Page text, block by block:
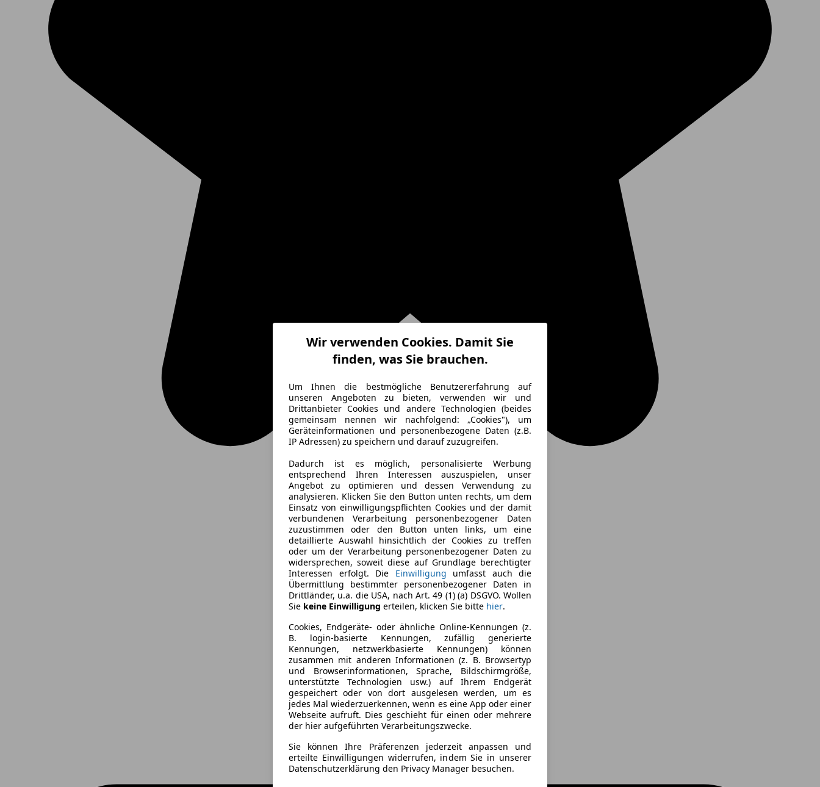
Wir verwenden Cookies. Damit Sie
finden, was Sie brauchen.
Um Ihnen die bestmögliche Benutzererfahrung auf
unseren Angeboten zu bieten, verwenden wir und
Drittanbieter Cookies und andere Technologien (beides
gemeinsam nennen wir nachfolgend: „Cookies"), um
Geräteinformationen und personenbezogene Daten (z.B.
IP Adressen) zu speichern und darauf zuzugreifen.
Dadurch ist es möglich, personalisierte Werbung
entsprechend Ihren Interessen auszuspielen, unser
Angebot zu optimieren und dessen Verwendung zu
analysieren. Klicken Sie den Button unten rechts, um dem
Einsatz von einwilligungspflichten Cookies und der damit
verbundenen Verarbeitung personenbezogener Daten
zuzustimmen oder den Button unten links, um eine
detaillierte Auswahl hinsichtlich der Cookies zu treffen
oder um der Verarbeitung personenbezogener Daten zu
widersprechen, soweit diese auf Grundlage berechtigter
Interessen erfolgt. Die Einwilligung umfasst auch die
Übermittlung bestimmter personenbezogener Daten in
Drittländer, u.a. die USA, nach Art. 49 (1) (a) DSGVO. Wollen
Sie keine Einwilligung erteilen, klicken Sie bitte hier.
Cookies, Endgeräte- oder ähnliche Online-Kennungen (z.
B. login-basierte Kennungen, zufällig generierte
Kennungen, netzwerkbasierte Kennungen) können
zusammen mit anderen Informationen (z. B. Browsertyp
und Browserinformationen, Sprache, Bildschirmgröße,
unterstützte Technologien usw.) auf Ihrem Endgerät
gespeichert oder von dort ausgelesen werden, um es
jedes Mal wiederzuerkennen, wenn es eine App oder einer
Webseite aufruft. Dies geschieht für einen oder mehrere
der hier aufgeführten Verarbeitungszwecke.
Sie können Ihre Präferenzen jederzeit anpassen und
erteilte Einwilligungen widerrufen, indem Sie in unserer
Datenschutzerklärung den Privacy Manager besuchen.